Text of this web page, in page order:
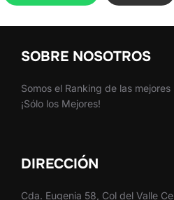
SOBRE NOSOTROS
Somos el Ranking de las
¡Sólo los Mejores!
DIRECCIÓN
Cda. Eugenia 58, Col del Valle